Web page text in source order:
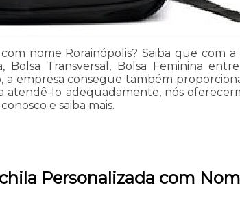
nome Rorainópolis? Saiba que com
Bolsa Transversal, Bolsa Feminina
empresa consegue também
atendê-lo adequadamente, nós
e saiba mais.
Personalizada com